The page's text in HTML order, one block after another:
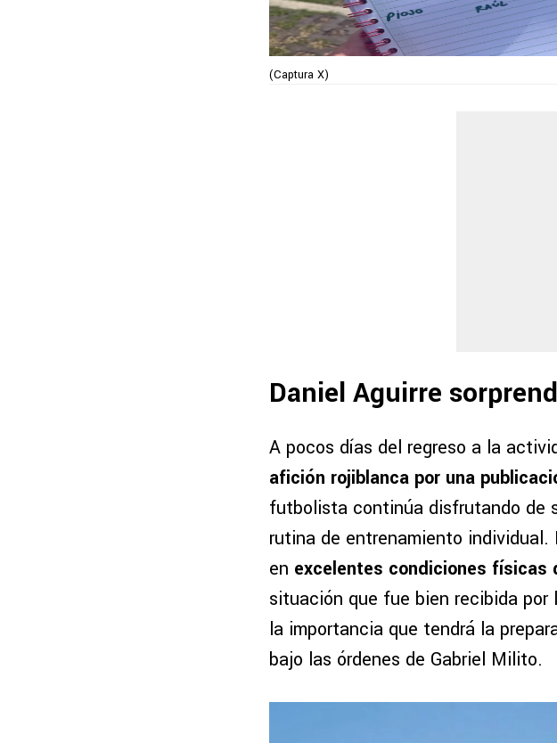
(Captura X)
Daniel Aguirre
A pocos días del regreso a la
afición rojiblanca por una
futbolista continúa disfrutando de
rutina de entrenamiento
en excelentes condiciones físicas
situación que fue bien recibida
la importancia que tendrá la
bajo las órdenes de Gabriel Milito.